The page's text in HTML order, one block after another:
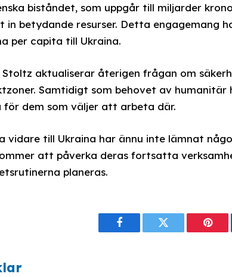
biståndet, som uppgår till miljarder
in betydande resurser. Detta engagemang
per capita till Ukraina.
Stoltz aktualiserar återigen frågan om
Samtidigt som behovet av
för dem som väljer att arbeta där.
vidare till Ukraina har ännu inte lämnat
att påverka deras fortsatta
planeras.
FacebookTwitter